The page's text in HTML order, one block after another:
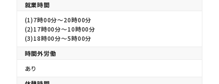
就業時間
(1)7時00分〜20時00分
(2)17時00分〜10時00分
(3)18時00分〜5時00分
時間外労働
あり